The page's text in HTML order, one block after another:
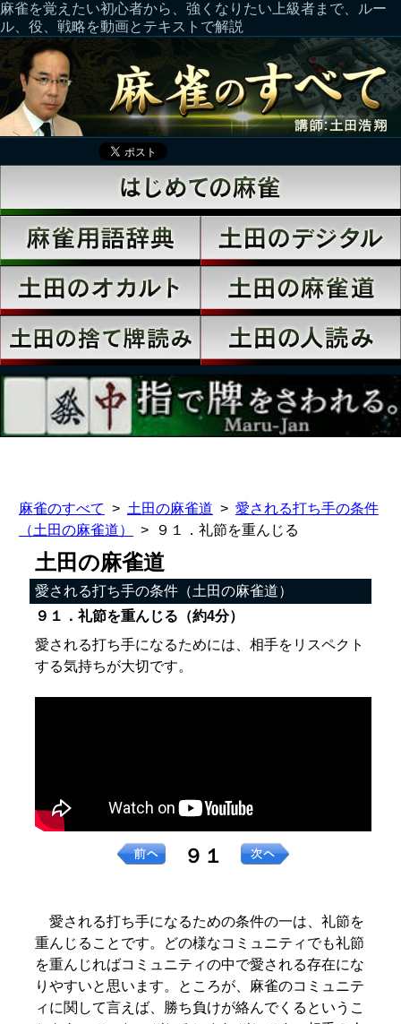
麻雀を覚えたい初心者から、強くなりたい上級者まで、ルー
ル、役、戦略を動画とテキストで解説
麻雀のすべて 土田の麻雀道
愛される打ち手の条件
（土田の麻雀道）
９１．礼節を重んじる
土田の麻雀道
愛される打ち手の条件（土田の麻雀道）
９１．礼節を重んじる（約4分）
愛される打ち手になるためには、相手をリスペクト
する気持ちが大切です。
９１
愛される打ち手になるための条件の一は、礼節を
重んじることです。どの様なコミュニティでも礼節
を重んじればコミュニティの中で愛される存在にな
りやすいと思います。ところが、麻雀のコミュニテ
ィに関して言えば、勝ち負けが絡んでくるというこ